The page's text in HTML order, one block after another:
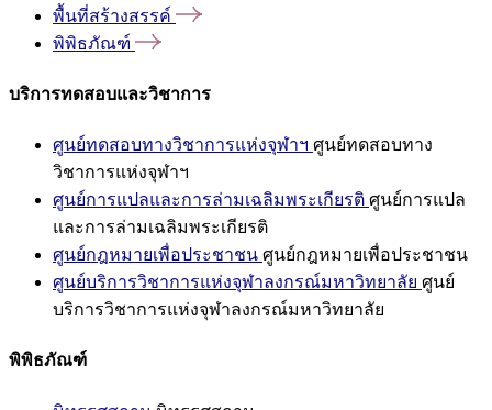
พื้นที่สร้างสรรค์
พิพิธภัณฑ์
บริการทดสอบและวิชาการ
ศูนย์ทดสอบทางวิชาการแห่งจุฬาฯ ศูนย์ทดสอบทาง
วิชาการแห่งจุฬาฯ
ศูนย์การแปลและการล่ามเฉลิมพระเกียรติ ศูนย์การแปล
และการล่ามเฉลิมพระเกียรติ
ศูนย์กฎหมายเพื่อประชาชน ศูนย์กฎหมายเพื่อประชาชน
ศูนย์บริการวิชาการแห่งจุฬาลงกรณ์มหาวิทยาลัย ศูนย์
บริการวิชาการแห่งจุฬาลงกรณ์มหาวิทยาลัย
พิพิธภัณฑ์